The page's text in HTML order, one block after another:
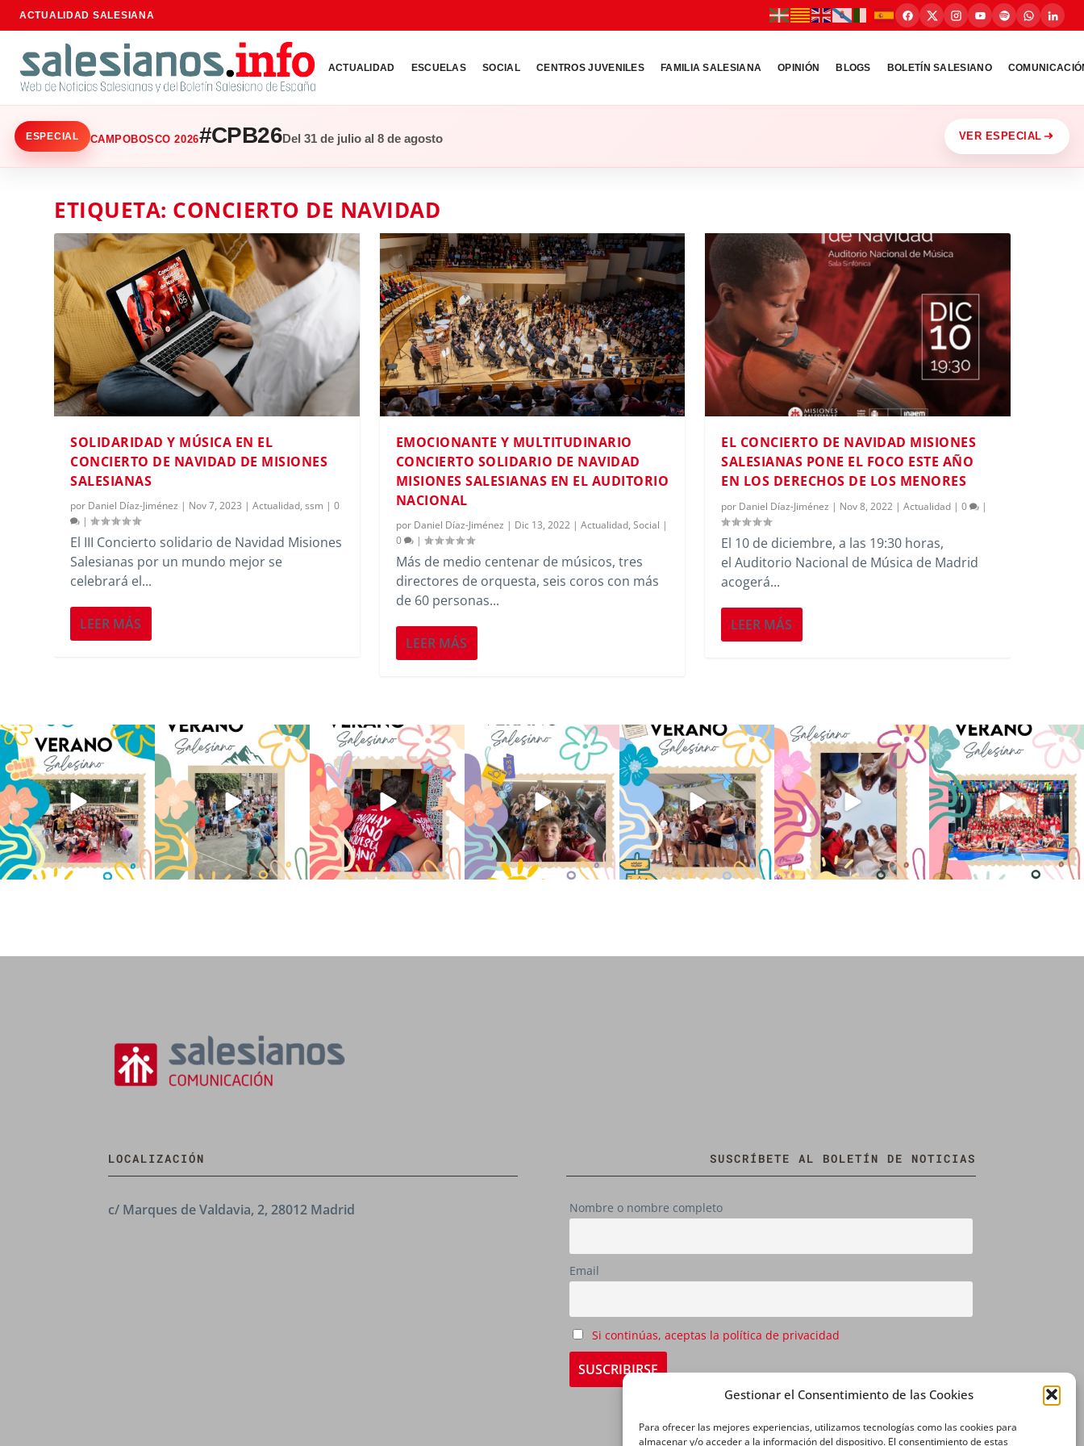
Gestionar el Consentimiento de las Cookies
Para ofrecer las mejores experiencias, utilizamos tecnologías como las cookies para
almacenar y/o acceder a la información del dispositivo. El consentimiento de estas
ACTUALIDAD SALESIANA
ACTUALIDAD ESCUELAS SOCIAL CENTROS JUVENILES FAMILIA SALESIANA OPINIÓN BLOGS BOLETÍN SALESIANO
ESPECIAL CAMPOBOSCO 2026#CPB26Del 31 de julio al 8 de agosto VER ESPECIAL
ETIQUETA: CONCIERTO DE NAVIDAD
SOLIDARIDAD Y MÚSICA EN EL
CONCIERTO DE NAVIDAD DE MISIONES
SALESIANAS
por Daniel Díaz-Jiménez | Nov 7, 2023 |Actualidad,ssm |0
|
El III Concierto solidario de Navidad Misiones
Salesianas por un mundo mejor se
celebrará el...
LEER MÁS
EMOCIONANTE Y MULTITUDINARIO
CONCIERTO SOLIDARIO DE NAVIDAD
MISIONES SALESIANAS EN EL AUDITORIO
NACIONAL
por Daniel Díaz-Jiménez | Dic 13, 2022 | Actualidad, Social |
0
|
Más de medio centenar de músicos, tres
directores de orquesta, seis coros con más
de 60 personas...
LEER MÁS
EL CONCIERTO DE NAVIDAD MISIONES
SALESIANAS PONE EL FOCO ESTE AÑO
EN LOS DERECHOS DE LOS MENORES
por Daniel Díaz-Jiménez | Nov 8, 2022 |Actualidad |0 |
El 10 de diciembre, a las 19:30 horas,
el Auditorio Nacional de Música de Madrid
acogerá...
LEER MÁS
Los alumnos de 6º de Primaria, 1º
y 2º de la ESO...
145 2
La diversión y la alegría también
se han sentido
93 0
No hay verano sin que sea
Salesiano ❤️💫 en Luz 4...
194 0
viviendo la alegría en el
campamento Caravio...
91 2
Que bonito todo lo que han vivido
en el campamento...
251 2
Superestrella!! 🌟 La música
invade el Campamento ...
6 0
La Orotava ha disfrutado a lo
grande de su
66 1
LOCALIZACIÓN
c/ Marques de Valdavia, 2, 28012 Madrid
SUSCRÍBETE AL BOLETÍN DE NOTICIAS
Nombre o nombre completo
Email
Si continúas, aceptas la política de privacidad